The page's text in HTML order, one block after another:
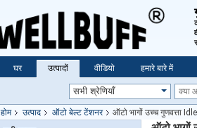
घर उत्पादों वीडियो हमारे बारे में
होम उत्पाद ऑटो बेल्ट टेंशनर
ऑटो भागों उच्च गुणवत्ता